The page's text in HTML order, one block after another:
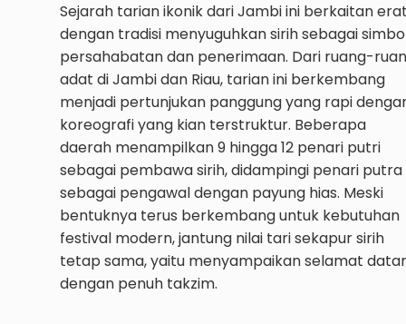
Sejarah tarian ikonik dari Jambi ini berkaitan
dengan tradisi menyuguhkan sirih sebagai
persahabatan dan penerimaan. Dari ruang-
adat di Jambi dan Riau, tarian ini berkembang
menjadi pertunjukan panggung yang rapi
koreografi yang kian terstruktur. Beberapa
daerah menampilkan 9 hingga 12 penari putri
sebagai pembawa sirih, didampingi penari putra
sebagai pengawal dengan payung hias. Meski
bentuknya terus berkembang untuk kebutuhan
festival modern, jantung nilai tari sekapur sirih
tetap sama, yaitu menyampaikan selamat
dengan penuh takzim.